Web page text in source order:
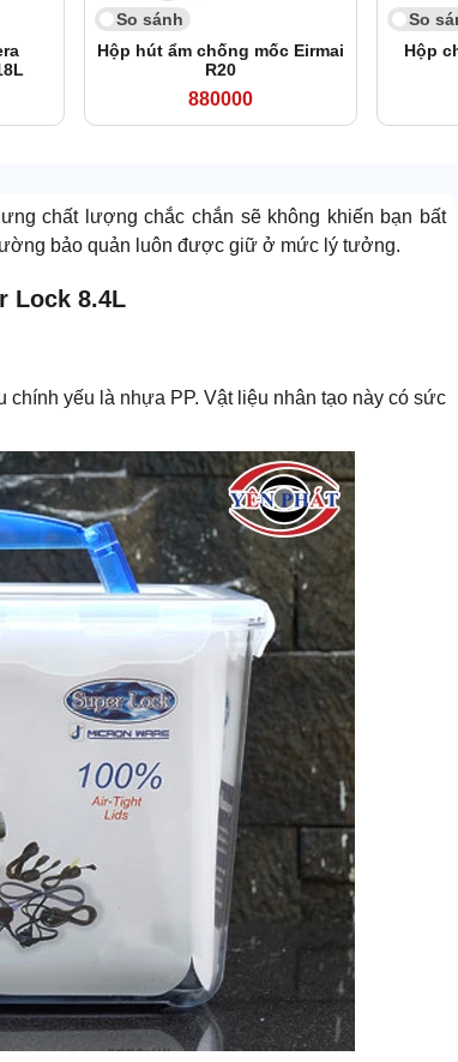
So sánh
Hộp hút ẩm chống mốc Eirmai
R20
880000
So
Hộp
chất lượng chắc chắn sẽ không khiến bạn bất
bảo quản luôn được giữ ở mức lý tưởng.
Lock 8.4L
yếu là nhựa PP. Vật liệu nhân tạo này có sức